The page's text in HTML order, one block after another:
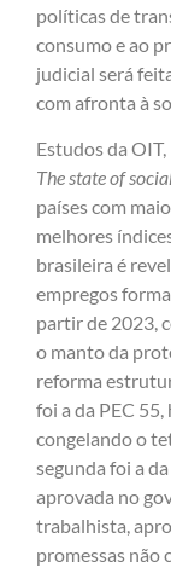
políticas de
consumo e ao
judicial será
com afronta à
Estudos da
The state of
países com
melhores
brasileira é
empregos
partir de 2023,
o manto da
reforma
foi a da PEC
congelando o
segunda foi a
aprovada no
trabalhista,
promessas não